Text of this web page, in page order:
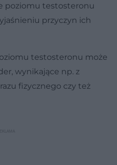
poziomu testosteronu
przyczyn ich
testosteronu może
wynikające np. z
fizycznego czy też